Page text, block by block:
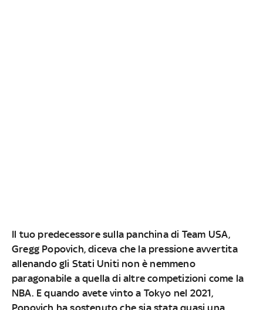
Il tuo predecessore sulla panchina di Team USA,
Gregg Popovich, diceva che la pressione avvertita
allenando gli Stati Uniti non è nemmeno
paragonabile a quella di altre competizioni come la
NBA. E quando avete vinto a Tokyo nel 2021,
Popovich ha sostenuto che sia stata quasi una